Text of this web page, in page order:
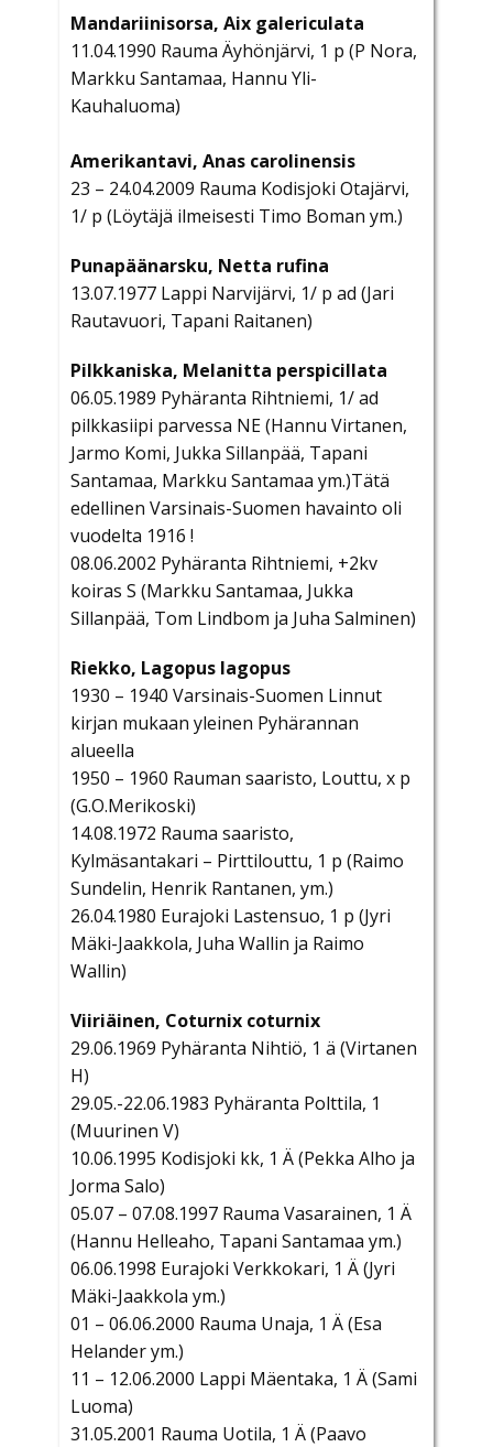
Mandariinisorsa, Aix galericulata
11.04.1990 Rauma Äyhönjärvi, 1 p (P Nora,
Markku Santamaa, Hannu Yli-
Kauhaluoma)
Amerikantavi, Anas carolinensis
23 – 24.04.2009 Rauma Kodisjoki Otajärvi,
1/ p (Löytäjä ilmeisesti Timo Boman ym.)
Punapäänarsku, Netta rufina
13.07.1977 Lappi Narvijärvi, 1/ p ad (Jari
Rautavuori, Tapani Raitanen)
Pilkkaniska, Melanitta perspicillata
06.05.1989 Pyhäranta Rihtniemi, 1/ ad
pilkkasiipi parvessa NE (Hannu Virtanen,
Jarmo Komi, Jukka Sillanpää, Tapani
Santamaa, Markku Santamaa ym.)Tätä
edellinen Varsinais-Suomen havainto oli
vuodelta 1916 !
08.06.2002 Pyhäranta Rihtniemi, +2kv
koiras S (Markku Santamaa, Jukka
Sillanpää, Tom Lindbom ja Juha Salminen)
Riekko, Lagopus lagopus
1930 – 1940 Varsinais-Suomen Linnut
kirjan mukaan yleinen Pyhärannan
alueella
1950 – 1960 Rauman saaristo, Louttu, x p
(G.O.Merikoski)
14.08.1972 Rauma saaristo,
Kylmäsantakari – Pirttilouttu, 1 p (Raimo
Sundelin, Henrik Rantanen, ym.)
26.04.1980 Eurajoki Lastensuo, 1 p (Jyri
Mäki-Jaakkola, Juha Wallin ja Raimo
Wallin)
Viiriäinen, Coturnix coturnix
29.06.1969 Pyhäranta Nihtiö, 1 ä (Virtanen
H)
29.05.-22.06.1983 Pyhäranta Polttila, 1
(Muurinen V)
10.06.1995 Kodisjoki kk, 1 Ä (Pekka Alho ja
Jorma Salo)
05.07 – 07.08.1997 Rauma Vasarainen, 1 Ä
(Hannu Helleaho, Tapani Santamaa ym.)
06.06.1998 Eurajoki Verkkokari, 1 Ä (Jyri
Mäki-Jaakkola ym.)
01 – 06.06.2000 Rauma Unaja, 1 Ä (Esa
Helander ym.)
11 – 12.06.2000 Lappi Mäentaka, 1 Ä (Sami
Luoma)
31.05.2001 Rauma Uotila, 1 Ä (Paavo